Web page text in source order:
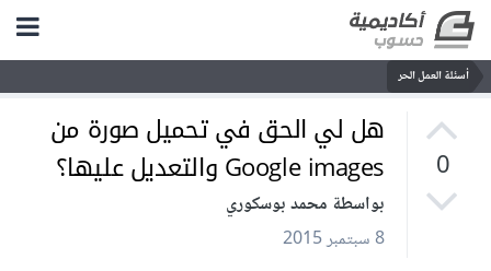
أسئلة العمل الحر
0
هل لي الحق في تحميل صورة من
Google images والتعديل عليها؟
بواسطة محمد بوسكوري
8 سبتمبر 2015